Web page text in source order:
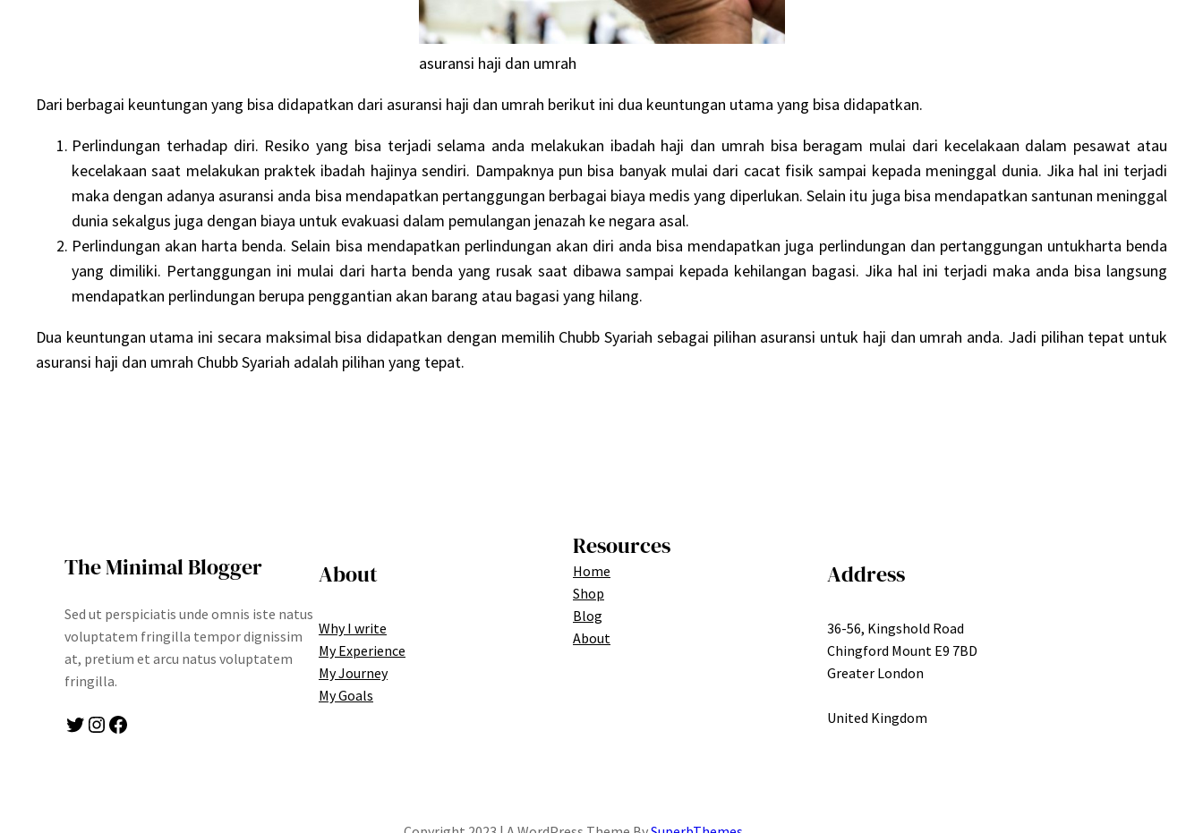
asuransi haji dan umrah
Dari berbagai keuntungan yang bisa didapatkan dari asuransi haji dan umrah berikut ini dua keuntungan utama yang bisa didapatkan.
Perlindungan terhadap diri. Resiko yang bisa terjadi selama anda melakukan ibadah haji dan umrah bisa beragam mulai dari kecelakaan dalam pesawat atau
kecelakaan saat melakukan praktek ibadah hajinya sendiri. Dampaknya pun bisa banyak mulai dari cacat fisik sampai kepada meninggal dunia. Jika hal ini terjadi
maka dengan adanya asuransi anda bisa mendapatkan pertanggungan berbagai biaya medis yang diperlukan. Selain itu juga bisa mendapatkan santunan meninggal
dunia sekalgus juga dengan biaya untuk evakuasi dalam pemulangan jenazah ke negara asal.
Perlindungan akan harta benda. Selain bisa mendapatkan perlindungan akan diri anda bisa mendapatkan juga perlindungan dan pertanggungan untukharta benda
yang dimiliki. Pertanggungan ini mulai dari harta benda yang rusak saat dibawa sampai kepada kehilangan bagasi. Jika hal ini terjadi maka anda bisa langsung
mendapatkan perlindungan berupa penggantian akan barang atau bagasi yang hilang.
Dua keuntungan utama ini secara maksimal bisa didapatkan dengan memilih Chubb Syariah sebagai pilihan asuransi untuk haji dan umrah anda. Jadi pilihan tepat untuk
asuransi haji dan umrah Chubb Syariah adalah pilihan yang tepat.
The Minimal Blogger
Sed ut perspiciatis unde omnis iste natus
voluptatem fringilla tempor dignissim
at, pretium et arcu natus voluptatem
fringilla.
Twitter Instagram Facebook
About
Why I write
My Experience
My Journey
My Goals
Resources
Home
Shop
Blog
About
Address
36-56, Kingshold Road
Chingford Mount E9 7BD
Greater London
United Kingdom